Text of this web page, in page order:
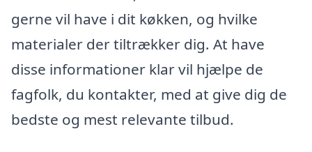
gerne vil have i dit køkken, og hvilke
materialer der tiltrækker dig. At have
disse informationer klar vil hjælpe de
fagfolk, du kontakter, med at give dig de
bedste og mest relevante tilbud.